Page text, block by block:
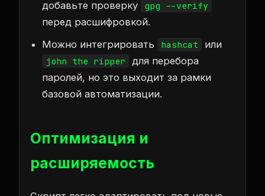
добавьте проверку gpg --verify
перед расшифровкой.
Можно интегрировать
hashcat или
john the ripper
для перебора
паролей, но это выходит за рамки
базовой автоматизации.
Оптимизация и
расширяемость